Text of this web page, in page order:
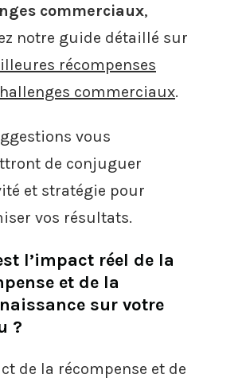
commerciaux,
notre guide détaillé sur
récompenses
commerciaux.
vous
de conjuguer
et stratégie pour
vos résultats.
l’impact réel de la
et de la
sur votre
?
de la récompense et de